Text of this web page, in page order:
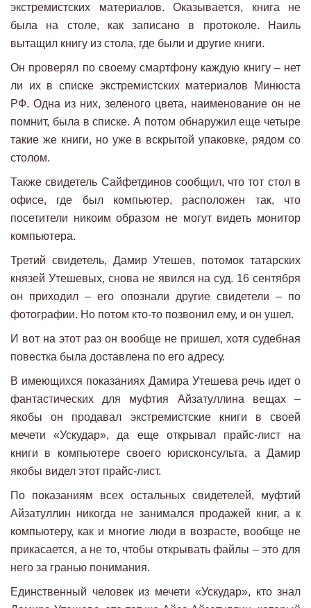
экстремистских материалов. Оказывается, книга не
была на столе, как записано в протоколе. Наиль
вытащил книгу из стола, где были и другие книги.
Он проверял по своему смартфону каждую книгу – нет
ли их в списке экстремистских материалов Минюста
РФ. Одна из них, зеленого цвета, наименование он не
помнит, была в списке. А потом обнаружил еще четыре
такие же книги, но уже в вскрытой упаковке, рядом со
столом.
Также свидетель Сайфетдинов сообщил, что тот стол в
офисе, где был компьютер, расположен так, что
посетители никоим образом не могут видеть монитор
компьютера.
Третий свидетель, Дамир Утешев, потомок татарских
князей Утешевых, снова не явился на суд. 16 сентября
он приходил – его опознали другие свидетели – по
фотографии. Но потом кто-то позвонил ему, и он ушел.
И вот на этот раз он вообще не пришел, хотя судебная
повестка была доставлена по его адресу.
В имеющихся показаниях Дамира Утешева речь идет о
фантастических для муфтия Айзатуллина вещах –
якобы он продавал экстремистские книги в своей
мечети «Ускудар», да еще открывал прайс-лист на
книги в компьютере своего юрисконсульта, а Дамир
якобы видел этот прайс-лист.
По показаниям всех остальных свидетелей, муфтий
Айзатуллин никогда не занимался продажей книг, а к
компьютеру, как и многие люди в возрасте, вообще не
прикасается, а не то, чтобы открывать файлы – это для
него за гранью понимания.
Единственный человек из мечети «Ускудар», кто знал